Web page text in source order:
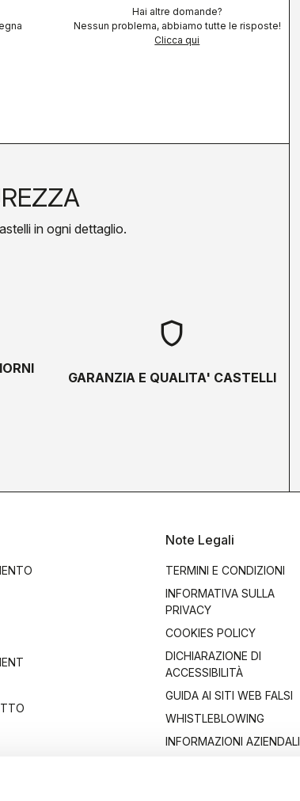
Hai altre domande?
Nessun problema, abbiamo tutte le risposte!
Clicca qui
in ogni dettaglio.
shield
GARANZIA E QUALITA' CASTELLI
Note Legali
TERMINI E CONDIZIONI
INFORMATIVA SULLA
PRIVACY
COOKIES POLICY
DICHIARAZIONE DI
ACCESSIBILITÀ
GUIDA AI SITI WEB FALSI
WHISTLEBLOWING
INFORMAZIONI AZIENDALI